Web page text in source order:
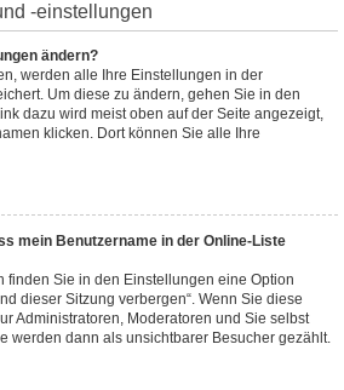
-einstellungen
ändern?
werden alle Ihre Einstellungen in der
Um diese zu ändern, gehen Sie in den
dazu wird meist oben auf der Seite angezeigt,
klicken. Dort können Sie alle Ihre
mein Benutzername in der Online-Liste
finden Sie in den Einstellungen eine Option
dieser Sitzung verbergen“. Wenn Sie diese
Administratoren, Moderatoren und Sie selbst
werden dann als unsichtbarer Besucher gezählt.